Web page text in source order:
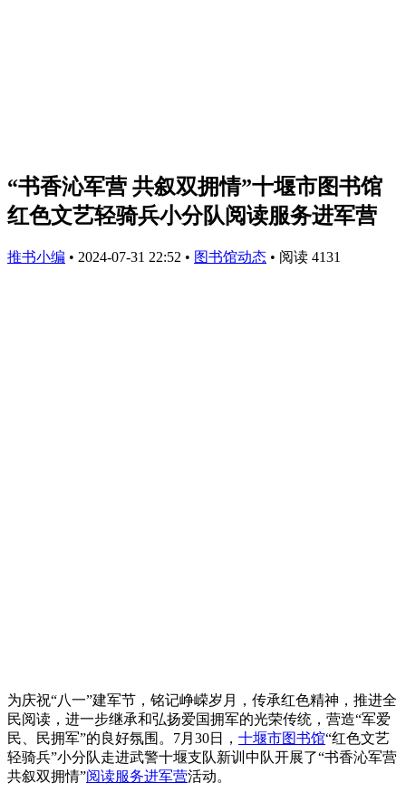
“书香沁军营 共叙双拥情”十堰市图书馆
红色文艺轻骑兵小分队阅读服务进军营
推书小编 • 2024-07-31 22:52 • 图书馆动态 • 阅读 4131
为庆祝“八一”建军节，铭记峥嵘岁月，传承红色精神，推进全
民阅读，进一步继承和弘扬爱国拥军的光荣传统，营造“军爱
民、民拥军”的良好氛围。7月30日， 十堰市图书馆“红色文艺
轻骑兵”小分队走进武警十堰支队新训中队开展了“书香沁军营
共叙双拥情”阅读服务进军营活动。